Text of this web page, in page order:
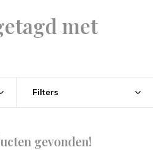
met
Filters
gevonden!